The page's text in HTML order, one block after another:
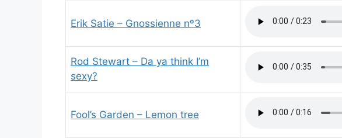
Erik Satie – Gnossienne nº3
Rod Stewart – Da ya think I’m
sexy?
Fool’s Garden – Lemon tree